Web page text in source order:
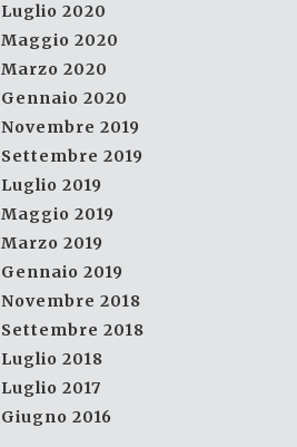
Luglio 2020
Maggio 2020
Marzo 2020
Gennaio 2020
Novembre 2019
Settembre 2019
Luglio 2019
Maggio 2019
Marzo 2019
Gennaio 2019
Novembre 2018
Settembre 2018
Luglio 2018
Luglio 2017
Giugno 2016